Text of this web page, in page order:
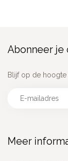
Meer
Abonneer je
Blijf op de hoogte